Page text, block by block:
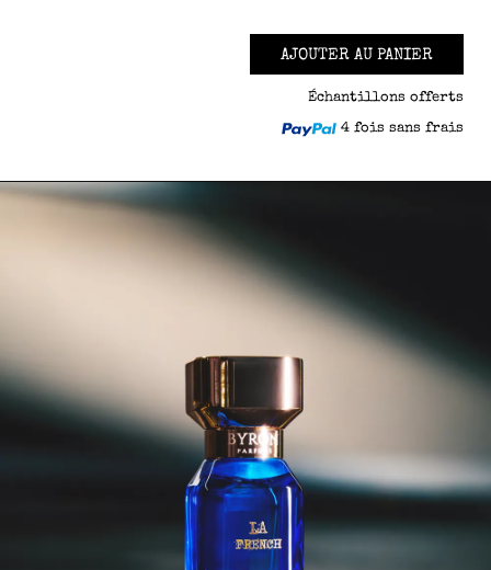
AJOUTER AU PANIER
Échantillons offerts
4 fois sans frais